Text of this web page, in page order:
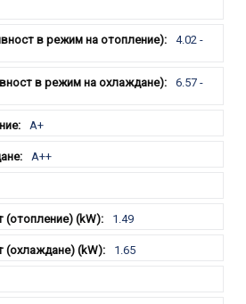
4.02 -
6.57 -
A+
A++
1.49
1.65